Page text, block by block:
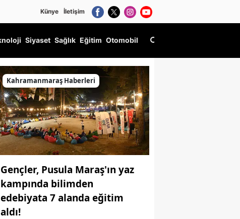
Künye İletişim
Siyaset Sağlık Eğitim Otomobil
Kahramanmaraş Haberleri
Gençler, Pusula Maraş'ın yaz
kampında bilimden
edebiyata 7 alanda eğitim
aldı!